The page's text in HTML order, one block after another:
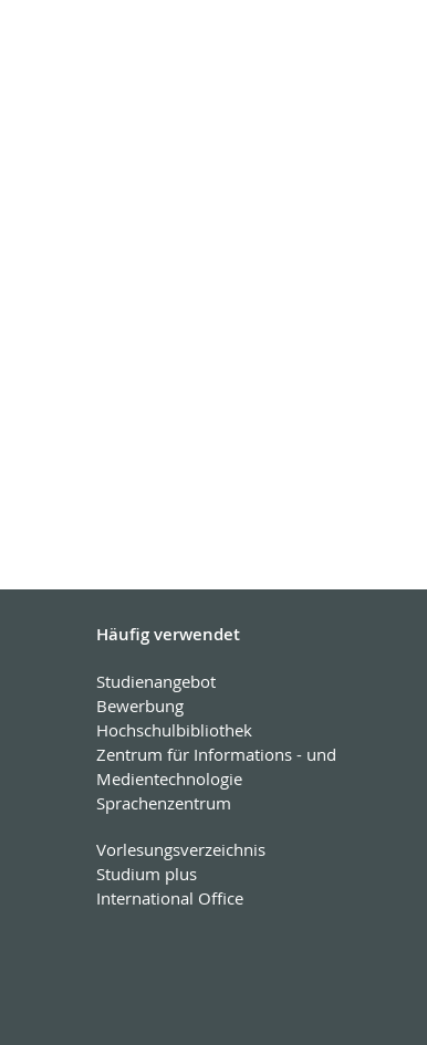
Häufig verwendet
Studienangebot
Bewerbung
Hochschulbibliothek
Zentrum für Informations - und
Medientechnologie
Sprachenzentrum
Vorlesungsverzeichnis
Studium plus
International Office